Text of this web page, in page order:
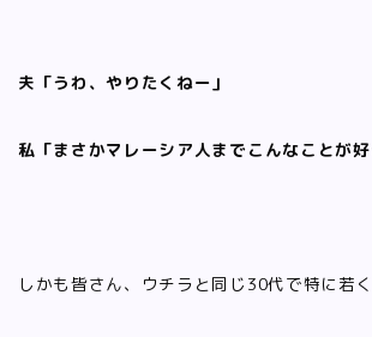
夫「うわ、やりたくねー」
私「まさかマレーシア人までこんなことが
しかも皆さん、ウチラと同じ30代で特に若